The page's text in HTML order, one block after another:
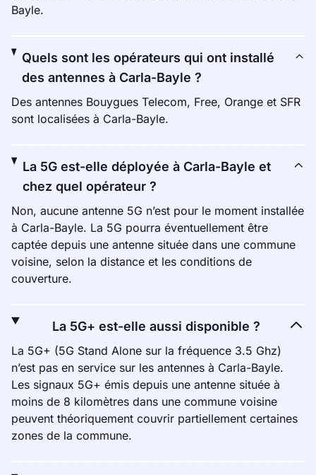
Bayle.
Quels sont les opérateurs qui ont installé
des antennes à Carla-Bayle ?
Des antennes Bouygues Telecom, Free, Orange et SFR
sont localisées à Carla-Bayle.
La 5G est-elle déployée à Carla-Bayle et
chez quel opérateur ?
Non, aucune antenne 5G n’est pour le moment installée
à Carla-Bayle. La 5G pourra éventuellement être
captée depuis une antenne située dans une commune
voisine, selon la distance et les conditions de
couverture.
La 5G+ est-elle aussi disponible ?
La 5G+ (5G Stand Alone sur la fréquence 3.5 Ghz)
n’est pas en service sur les antennes à Carla-Bayle.
Les signaux 5G+ émis depuis une antenne située à
moins de 8 kilomètres dans une commune voisine
peuvent théoriquement couvrir partiellement certaines
zones de la commune.